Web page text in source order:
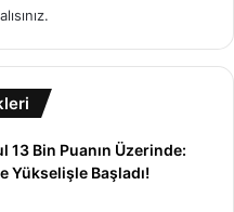
.
13 Bin Puanın Üzerinde:
Yükselişle Başladı!